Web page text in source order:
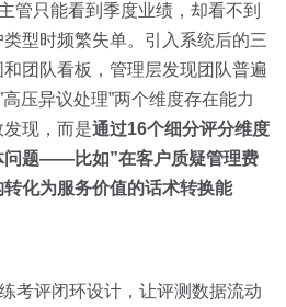
管只能看到季度业绩，却看不到
型时频繁失单。引入系统后的三
团队看板，管理层发现团队普遍
压异议处理”两个维度存在能力
现，而是通过16个细分评分维度
问题——比如”在客户质疑管理费
化为服务价值的话术转换能
考评闭环设计，让评测数据流动